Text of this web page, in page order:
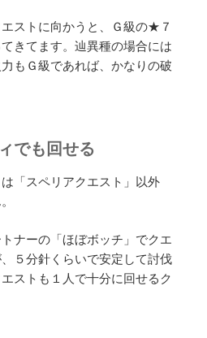
ストに向かうと、Ｇ級の★７
きてます。辿異種の場合には
もＧ級であれば、かなりの破
でも回せる
「スペリアクエスト」以外
ナーの「ほぼボッチ」でクエ
５分針くらいで安定して討伐
ストも１人で十分に回せるク